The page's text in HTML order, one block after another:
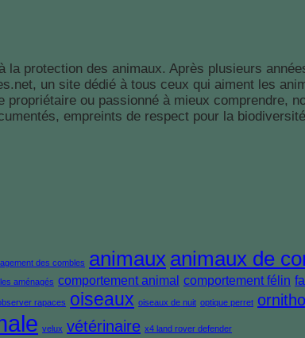
protection des animaux. Après plusieurs
un site dédié à tous ceux qui aiment les
ou passionné à mieux comprendre,
empreints de respect pour la
des combles animaux animaux de
aménagés comportement animal comportement félin
rapaces oiseaux oiseaux de nuit optique perret
velux vétérinaire x4 land rover defender